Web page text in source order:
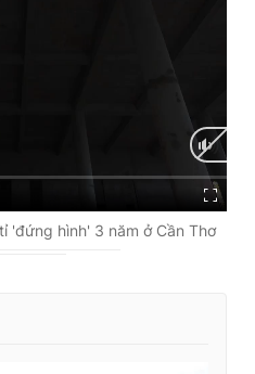
'đứng hình' 3 năm ở Cần Thơ